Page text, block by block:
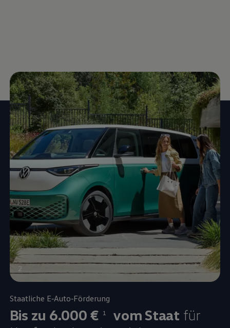
Staatliche E‑Auto‑Förderung
Bis zu 6.000 € 1 vom Staat für
2